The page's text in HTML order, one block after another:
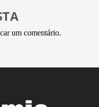
um comentário.